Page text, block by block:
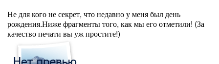
Не для кого не секрет, что недавно у меня был день
рождения.Ниже фрагменты того, как мы его отметили! (За
качество печати вы уж простите!)